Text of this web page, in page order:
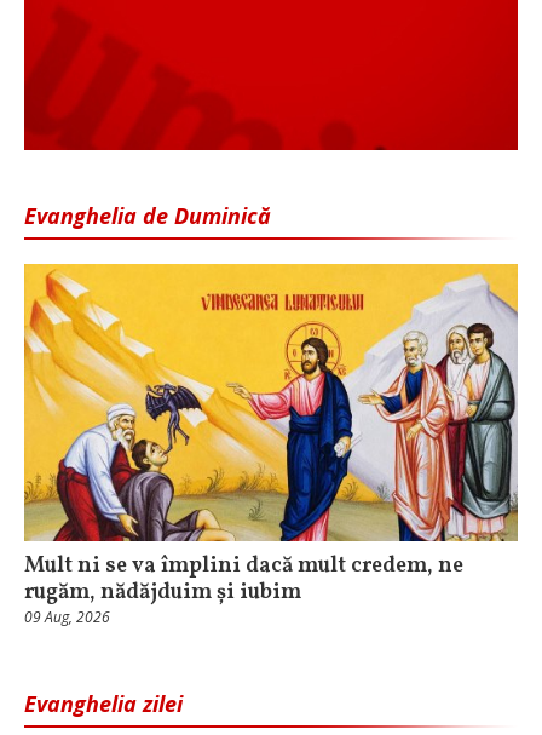
Evanghelia de Duminică
Mult ni se va împlini dacă mult credem, ne
rugăm, nădăjduim și iubim
09 Aug, 2026
Evanghelia zilei